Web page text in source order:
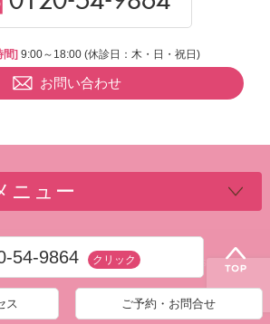
間] 9:00～18:00 (休診日：木・日・祝日)
お問い合わせ
ニュー
54-9864 クリック
ス ご予約・お問合せ
医者なら平内歯科クリニック. All Rights Reserved.